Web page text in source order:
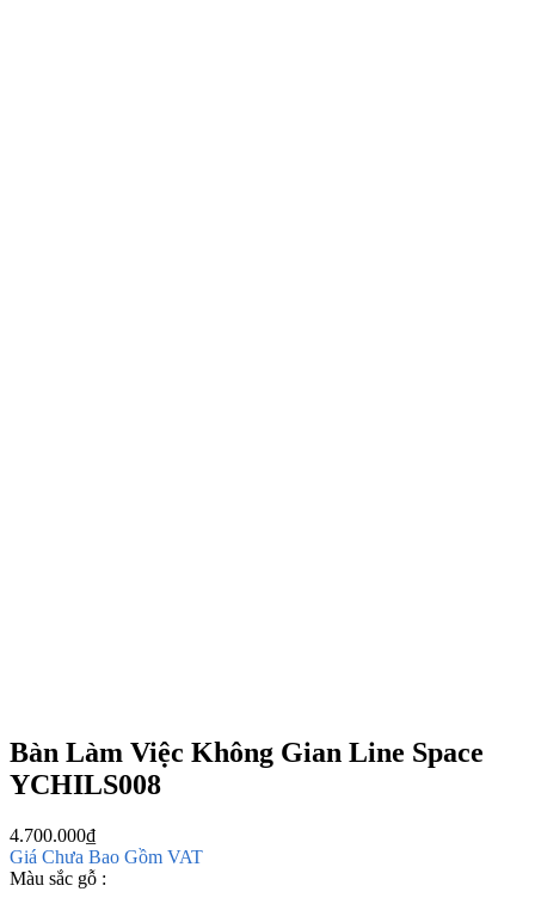
Bàn Làm Việc Không Gian Line Space
YCHILS008
4.700.000₫
Giá Chưa Bao Gồm VAT
Màu sắc gỗ :